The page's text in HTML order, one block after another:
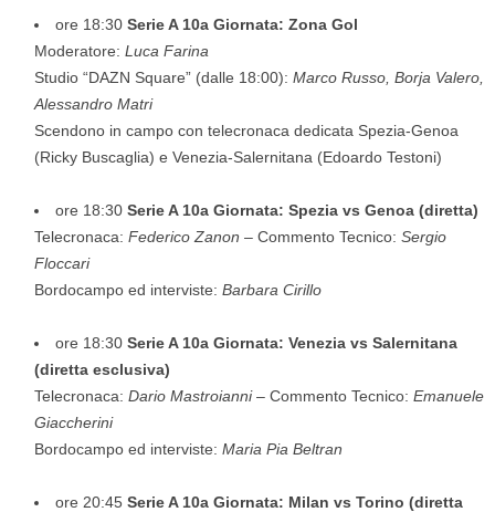
ore 18:30 Serie A 10a Giornata: Zona Gol
Moderatore: Luca Farina
Studio “DAZN Square” (dalle 18:00): Marco Russo, Borja Valero,
Alessandro Matri
Scendono in campo con telecronaca dedicata Spezia-Genoa
(Ricky Buscaglia) e Venezia-Salernitana (Edoardo Testoni)
ore 18:30 Serie A 10a Giornata: Spezia vs Genoa (diretta)
Telecronaca: Federico Zanon – Commento Tecnico: Sergio
Floccari
Bordocampo ed interviste: Barbara Cirillo
ore 18:30 Serie A 10a Giornata: Venezia vs Salernitana
(diretta esclusiva)
Telecronaca: Dario Mastroianni– Commento Tecnico: Emanuele
Giaccherini
Bordocampo ed interviste: Maria Pia Beltran
ore 20:45 Serie A 10a Giornata: Milan vs Torino (diretta